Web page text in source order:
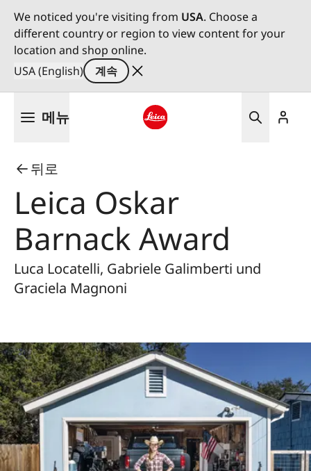
We noticed you're visiting from USA. Choose a
different country or region to view content for your
location and shop online.
USA (English)
계속
메뉴
뒤로
Leica Oskar
Barnack Award
Luca Locatelli, Gabriele Galimberti und
Graciela Magnoni